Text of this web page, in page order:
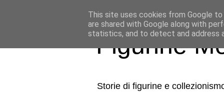
Figurine
Storie di figurine e
This site uses cookies from Google
are shared with Google along with
statistics, and to detect and address